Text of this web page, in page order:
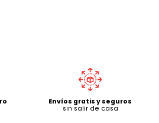
Envíos gratis y seguros
sin salir de casa